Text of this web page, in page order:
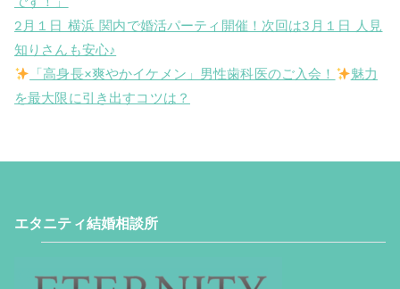
2月１日 横浜 関内で婚活パーティ開催！次回は3月１日 人見
知りさんも安心♪
「高身長×爽やかイケメン」男性歯科医のご入会！
魅力
を最大限に引き出すコツは？
エタニティ結婚相談所